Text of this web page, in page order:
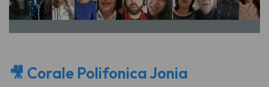
🎥 Corale Polifonica Jonia